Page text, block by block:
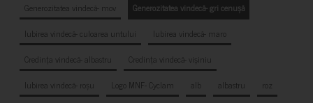
Generozitatea vindecă- mov
Generozitatea vindecă- gri cenușă
Iubirea vindecă- culoarea untului
Iubirea vindecă- maro
Credința vindecă- albastru
Credința vindecă- vișiniu
Iubirea vindecă- roșu
Logo MNF- Cyclam alb albastru
roz